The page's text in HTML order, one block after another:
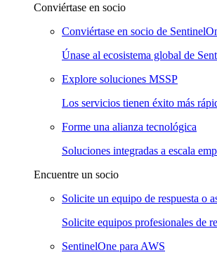
Conviértase en socio
Conviértase en socio de
Únase al ecosistema global de
Explore soluciones MSSP
Los servicios tienen éxito más
Forme una alianza tecnológica
Soluciones integradas a escala
Encuentre un socio
Solicite un equipo de respuesta o
Solicite equipos profesionales de
SentinelOne para AWS